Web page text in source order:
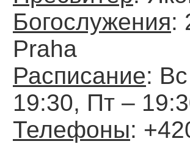
Богослужения:
Praha
Расписание:
19:30, Пт –
Телефоны: